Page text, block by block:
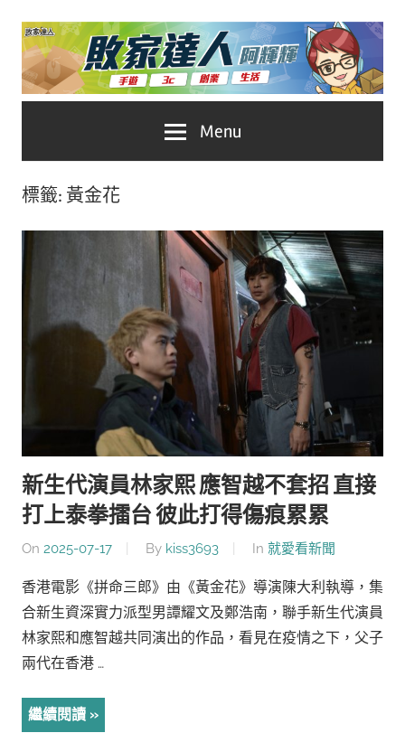
Skip
content
家
人
薦
No.1
遊
戲
科
技
自
Menu
標籤: 黃金花
新生代演員林家熙 應智越不套招 直接
打上泰拳擂台 彼此打得傷痕累累
On 2025-07-17 By kiss3693 In 就愛看新聞
香港電影《拼命三郎》由《黃金花》導演陳大利執導，集
合新生資深實力派型男譚耀文及鄭浩南，聯手新生代演員
林家熙和應智越共同演出的作品，看見在疫情之下，父子
兩代在香港 …
繼續閱讀